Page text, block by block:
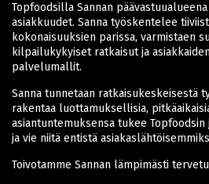
Topfoodsilla Sannan
asiakkuudet. Sanna työskentelee
kokonaisuuksien parissa, varmistaen
kilpailukykyiset ratkaisut ja
palvelumallit.
Sanna tunnetaan ratkaisukeskeisestä
rakentaa luottamuksellisia,
asiantuntemuksensa tukee
ja vie niitä entistä
Toivotamme Sannan lämpimästi